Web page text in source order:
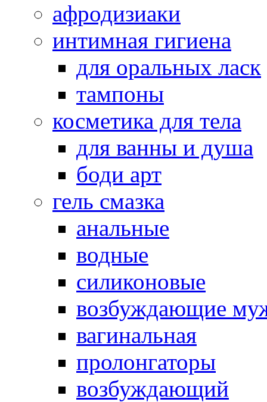
афродизиаки
интимная гигиена
для оральных ласк
тампоны
косметика для тела
для ванны и душа
боди арт
гель смазка
анальные
водные
силиконовые
возбуждающие
вагинальная
пролонгаторы
возбуждающий